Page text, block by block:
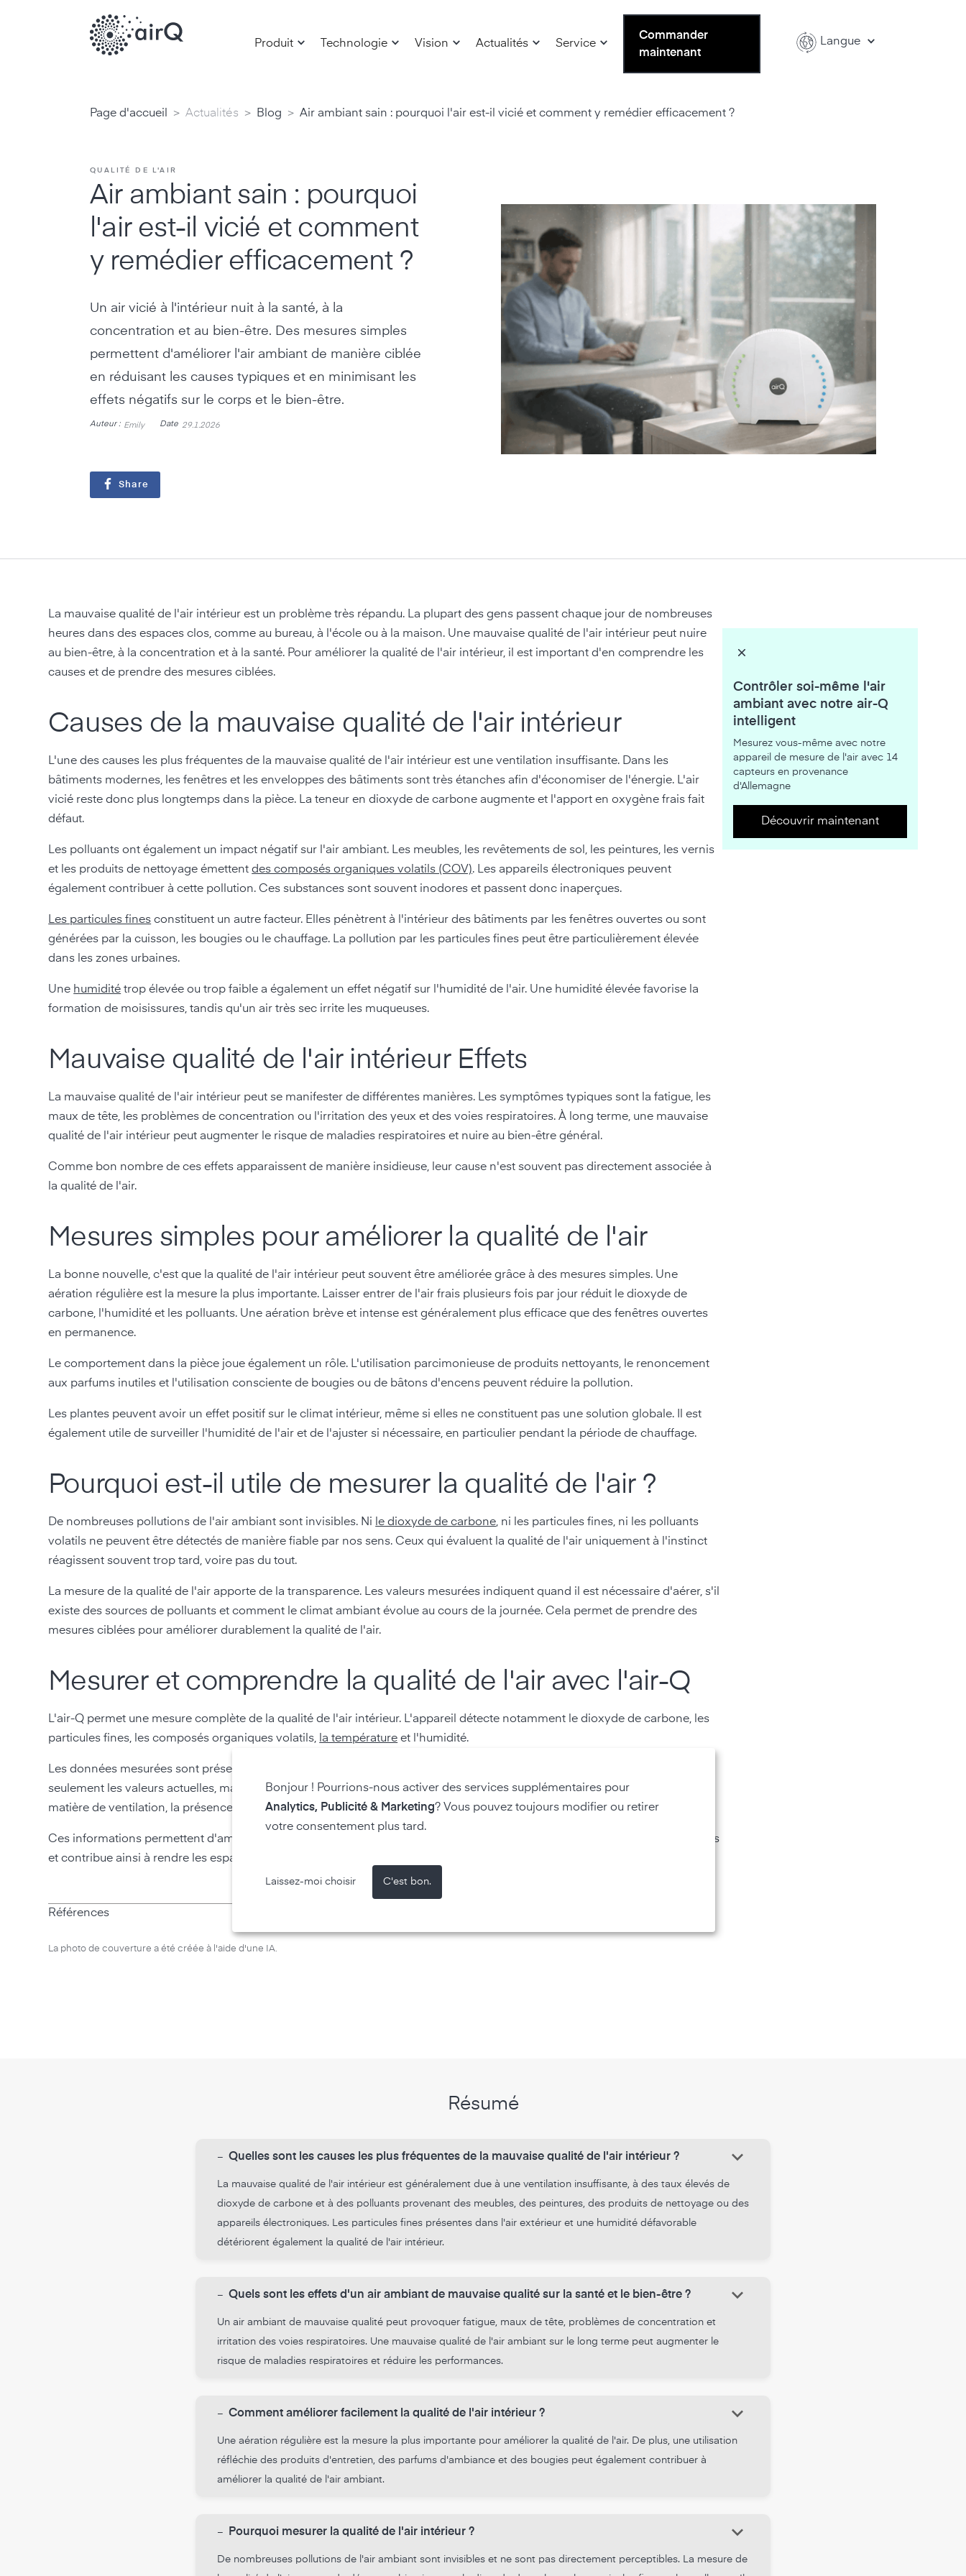
Produit Technologie Vision Actualités Service
Commander
maintenant
Langue
Page d'accueil > Actualités > Blog > Air ambiant sain : pourquoi l'air est-il vicié et comment y remédier efficacement ?
QUALITÉ DE L'AIR
Air ambiant sain : pourquoi
l'air est-il vicié et comment
y remédier efficacement ?
Un air vicié à l'intérieur nuit à la santé, à la
concentration et au bien-être. Des mesures simples
permettent d'améliorer l'air ambiant de manière ciblée
en réduisant les causes typiques et en minimisant les
effets négatifs sur le corps et le bien-être.
Auteur : Emily Date 29.1.2026
Share
La mauvaise qualité de l'air intérieur est un problème très répandu. La plupart des gens passent chaque jour de nombreuses
heures dans des espaces clos, comme au bureau, à l'école ou à la maison. Une mauvaise qualité de l'air intérieur peut nuire
au bien-être, à la concentration et à la santé. Pour améliorer la qualité de l'air intérieur, il est important d'en comprendre les
causes et de prendre des mesures ciblées.
Causes de la mauvaise qualité de l'air intérieur
L'une des causes les plus fréquentes de la mauvaise qualité de l'air intérieur est une ventilation insuffisante. Dans les
bâtiments modernes, les fenêtres et les enveloppes des bâtiments sont très étanches afin d'économiser de l'énergie. L'air
vicié reste donc plus longtemps dans la pièce. La teneur en dioxyde de carbone augmente et l'apport en oxygène frais fait
défaut.
Les polluants ont également un impact négatif sur l'air ambiant. Les meubles, les revêtements de sol, les peintures, les vernis
et les produits de nettoyage émettentdes composés organiques volatils (COV). Les appareils électroniques peuvent
également contribuer à cette pollution. Ces substances sont souvent inodores et passent donc inaperçues.
Les particules fines constituent un autre facteur. Elles pénètrent à l'intérieur des bâtiments par les fenêtres ouvertes ou sont
générées par la cuisson, les bougies ou le chauffage. La pollution par les particules fines peut être particulièrement élevée
dans les zones urbaines.
Une humidité trop élevée ou trop faible a également un effet négatif sur l'humidité de l'air. Une humidité élevée favorise la
formation de moisissures, tandis qu'un air très sec irrite les muqueuses.
Mauvaise qualité de l'air intérieur Effets
La mauvaise qualité de l'air intérieur peut se manifester de différentes manières. Les symptômes typiques sont la fatigue, les
maux de tête, les problèmes de concentration ou l'irritation des yeux et des voies respiratoires. À long terme, une mauvaise
qualité de l'air intérieur peut augmenter le risque de maladies respiratoires et nuire au bien-être général.
Comme bon nombre de ces effets apparaissent de manière insidieuse, leur cause n'est souvent pas directement associée à
la qualité de l'air.
Mesures simples pour améliorer la qualité de l'air
La bonne nouvelle, c'est que la qualité de l'air intérieur peut souvent être améliorée grâce à des mesures simples. Une
aération régulière est la mesure la plus importante. Laisser entrer de l'air frais plusieurs fois par jour réduit le dioxyde de
carbone, l'humidité et les polluants. Une aération brève et intense est généralement plus efficace que des fenêtres ouvertes
en permanence.
Le comportement dans la pièce joue également un rôle. L'utilisation parcimonieuse de produits nettoyants, le renoncement
aux parfums inutiles et l'utilisation consciente de bougies ou de bâtons d'encens peuvent réduire la pollution.
Les plantes peuvent avoir un effet positif sur le climat intérieur, même si elles ne constituent pas une solution globale. Il est
également utile de surveiller l'humidité de l'air et de l'ajuster si nécessaire, en particulier pendant la période de chauffage.
Pourquoi est-il utile de mesurer la qualité de l'air ?
De nombreuses pollutions de l'air ambiant sont invisibles. Ni le dioxyde de carbone, ni les particules fines, ni les polluants
volatils ne peuvent être détectés de manière fiable par nos sens. Ceux qui évaluent la qualité de l'air uniquement à l'instinct
réagissent souvent trop tard, voire pas du tout.
La mesure de la qualité de l'air apporte de la transparence. Les valeurs mesurées indiquent quand il est nécessaire d'aérer, s'il
existe des sources de polluants et comment le climat ambiant évolue au cours de la journée. Cela permet de prendre des
mesures ciblées pour améliorer durablement la qualité de l'air.
Mesurer et comprendre la qualité de l'air avec l'air-Q
L'air-Q permet une mesure complète de la qualité de l'air intérieur. L'appareil détecte notamment le dioxyde de carbone, les
particules fines, les composés organiques volatils, la température et l'humidité.
Les données mesurées sont présentées de manière claire et aident à identifier les corrélations. Les utilisateurs voient non
seulement les valeurs actuelles, mais aussi les tendances à long terme. Cela permet de voir comment le comportement en
matière de ventilation, la présence de personnes ou certaines activités affectent l'air ambiant.
Ces informations permettent d'améliorer la qualité de l'air de manière ciblée. L'air-Q rend mesurables les pollutions invisibles
et contribue ainsi à rendre les espaces intérieurs plus sains, plus productifs et plus agréables.
Références
La photo de couverture a été créée à l'aide d'une IA.
Contrôler soi-même l'air
ambiant avec notre air-Q
intelligent
Mesurez vous-même avec notre
appareil de mesure de l'air avec 14
capteurs en provenance
d'Allemagne
Découvrir maintenant
Résumé
- Quelles sont les causes les plus fréquentes de la mauvaise qualité de l'air intérieur ? keyboard_arrow_down
La mauvaise qualité de l'air intérieur est généralement due à une ventilation insuffisante, à des taux élevés de
dioxyde de carbone et à des polluants provenant des meubles, des peintures, des produits de nettoyage ou des
appareils électroniques. Les particules fines présentes dans l'air extérieur et une humidité défavorable
détériorent également la qualité de l'air intérieur.
- Quels sont les effets d'un air ambiant de mauvaise qualité sur la santé et le bien-être ? keyboard_arrow_down
Un air ambiant de mauvaise qualité peut provoquer fatigue, maux de tête, problèmes de concentration et
irritation des voies respiratoires. Une mauvaise qualité de l'air ambiant sur le long terme peut augmenter le
risque de maladies respiratoires et réduire les performances.
- Comment améliorer facilement la qualité de l'air intérieur ? keyboard_arrow_down
Une aération régulière est la mesure la plus importante pour améliorer la qualité de l'air. De plus, une utilisation
réfléchie des produits d'entretien, des parfums d'ambiance et des bougies peut également contribuer à
améliorer la qualité de l'air ambiant.
- Pourquoi mesurer la qualité de l'air intérieur ? keyboard_arrow_down
De nombreuses pollutions de l'air ambiant sont invisibles et ne sont pas directement perceptibles. La mesure de
Bonjour ! Pourrions-nous activer des services supplémentaires pour
Analytics, Publicité & Marketing? Vous pouvez toujours modifier ou retirer
votre consentement plus tard.
Laissez-moi choisir C'est bon.